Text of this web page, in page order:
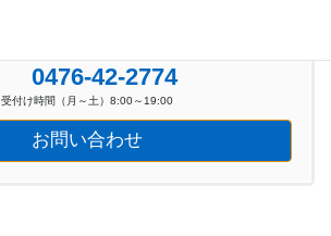
0476-42-2774
受付け時間（月～土）8:00～19:00
お問い合わせ